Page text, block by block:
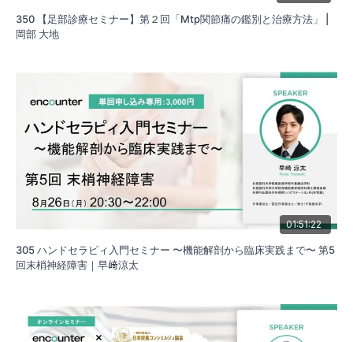
本セミナーでは，手外科疾患の対象者に応じたハンドセラピィが
実践できるために必要となる基礎知識や考え方を習得することを
目的とします。
350 【足部診療セミナー】第２回「Mtp関節痛の鑑別と治療方法」 |
岡部 大地
01:51:22
305 ハンドセラピィ入門セミナー 〜機能解剖から臨床実践まで〜 第5
回末梢神経障害｜早﨑涼太